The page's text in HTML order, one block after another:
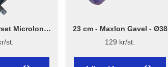
Microlon
- Flügger
st.
23 cm - Maxlon Gavel - Ø38
129 kr/st.